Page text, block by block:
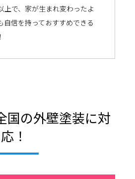
上で、家が生まれ変わったよ
自信を持っておすすめできる
国の外壁塗装に対
応！